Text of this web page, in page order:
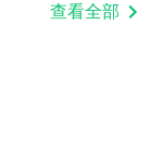
查看全部